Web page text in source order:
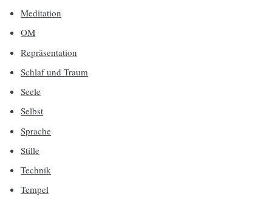
Meditation
OM
Repräsentation
Schlaf und Traum
Seele
Selbst
Sprache
Stille
Technik
Tempel